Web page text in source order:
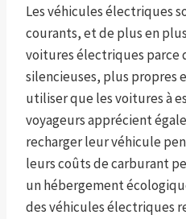
Les véhicules électriques
courants, et de plus en
voitures électriques parce
silencieuses, plus propres
utiliser que les voitures à
voyageurs apprécient
recharger leur véhicule
leurs coûts de carburant
un hébergement
des véhicules électriques